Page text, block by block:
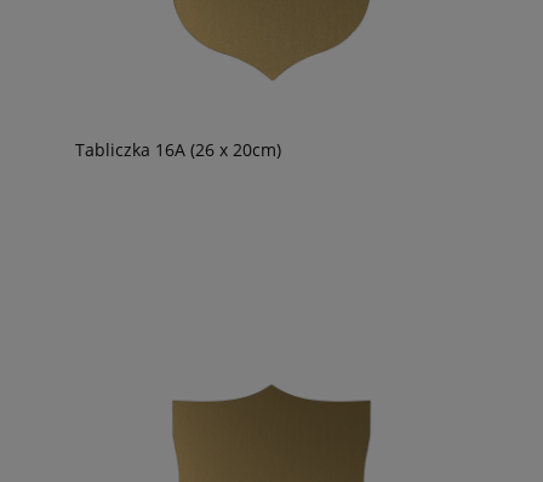
Tabliczka 16A (26 x 20cm)